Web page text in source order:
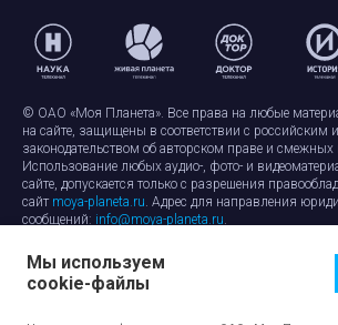
© ОАО «Моя Планета». Все права на любые
на сайте, защищены в соответствии с
законодательством об авторском праве и смежных
Использование любых аудио-, фото- и
сайте, допускается только с разрешения
сайт moya-planeta.ru. Адрес для направления
сообщений: info@moya-planeta.ru.
Правила сайтаРабота с cookie-файлами
Защита персональных данных
Обработка
Мы используем
cookie-файлы